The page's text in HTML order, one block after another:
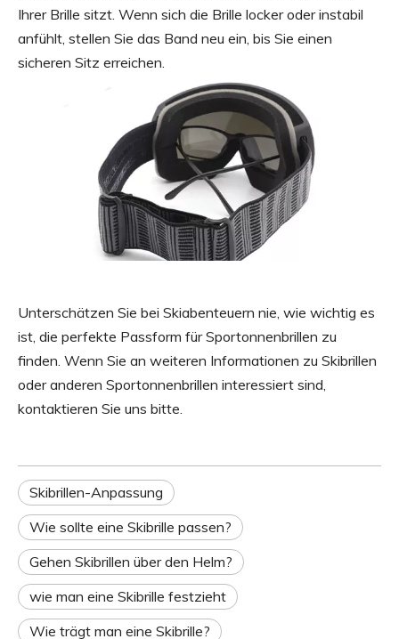
Ihrer Brille sitzt. Wenn sich die Brille locker oder instabil
anfühlt, stellen Sie das Band neu ein, bis Sie einen
sicheren Sitz erreichen.
Unterschätzen Sie bei Skiabenteuern nie, wie wichtig es
ist, die perfekte Passform für Sportonnenbrillen zu
finden. Wenn Sie an weiteren Informationen zu Skibrillen
oder anderen Sportonnenbrillen interessiert sind,
kontaktieren Sie uns bitte.
Skibrillen-Anpassung
Wie sollte eine Skibrille passen?
Gehen Skibrillen über den Helm?
wie man eine Skibrille festzieht
Wie trägt man eine Skibrille?